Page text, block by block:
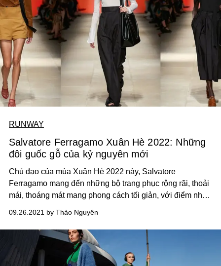
RUNWAY
Salvatore Ferragamo Xuân Hè 2022: Những
đôi guốc gỗ của kỷ nguyên mới
Chủ đạo của mùa Xuân Hè 2022 này, Salvatore
Ferragamo mang đến những bộ trang phục rộng rãi, thoải
mái, thoáng mát mang phong cách tối giản, với điểm nhấn
cùng guốc gỗ!
09.26.2021 by Thảo Nguyên